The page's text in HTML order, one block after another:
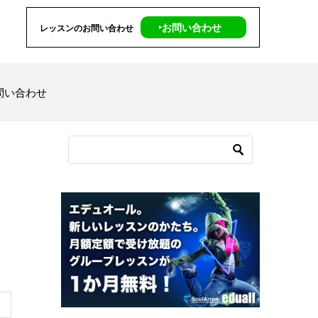
レッスンのお問い合わせ ‣お問い合わせ
い合わせ